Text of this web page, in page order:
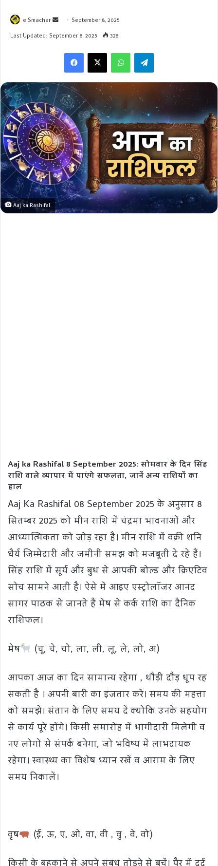
e Smachar
Send
an
September 8, 2025
Last Updated: September 8, 2025
328
WhatsAppTelegram
Aaj ka Rashifal
Aaj ka Rashifal 8 September 2025: सोमवार के दिन सिंह
राशि वाले व्यापार में पाएंगे सफलता, जानें अन्य राशियों का
हाल
Aaj Ka Rashifal 08 September 2025 के अनुसार 8
सितम्बर 2025 को मीन राशि में चंद्रमा भावनाओं और
आध्यात्मिकता को जोड़ रहा है। मीन राशि में वक्री शनि
धैर्य जिम्मेदारी और जमीनी समझ को मजबूती दे रहे हैं।
सिंह राशि में सूर्य और बुध से आपकी बोल्ड और क्रिएटिव
सोच सामने आती है। ऐसे में आइए एस्ट्रोलॉजर आनंद
सागर पाठक से जानते हैं मेष से कर्क राशि का दैनिक
राशिफल।
मेष
(चू, चे, चो, ला, ली, लू, ले, लो, अ)
आपका आज का दिन सामान्य रहेगा , थौड़ी दौड़ धूप रह
सकती है । अपनी बारी का इंजतार करें। समय की महत्ता
को समझे। संतान के लिए समय दें क्योंकि उनके सहयोग
से कार्य पूरे होंगे। किसी समारोह में भागीदारी मिलेगी व
नए लोगों से संपर्क बनेगा, जो भविष्य में लाभदायक
रहेगा। स्वास्थ्य का विशेष ध्यान रखें व आराम के लिए
समय निकालें।
वृष
(ई, ऊ, ए, ओ, वा, वी , वु , वे, वो)